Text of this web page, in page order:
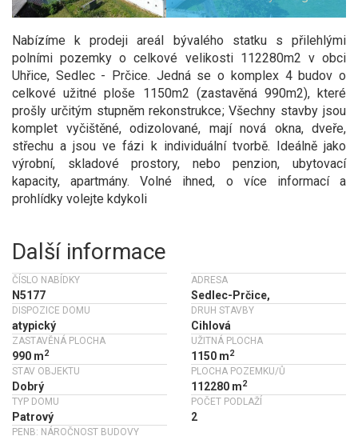
Nabízíme k prodeji areál bývalého statku s přilehlými
polními pozemky o celkové velikosti 112280m2 v obci
Uhřice, Sedlec - Prčice. Jedná se o komplex 4 budov o
celkové užitné ploše 1150m2 (zastavěná 990m2), které
prošly určitým stupněm rekonstrukce; Všechny stavby jsou
komplet vyčištěné, odizolované, mají nová okna, dveře,
střechu a jsou ve fázi k individuální tvorbě. Ideálně jako
výrobní, skladové prostory, nebo penzion, ubytovací
kapacity, apartmány. Volné ihned, o více informací a
prohlídky volejte kdykoli
Další informace
ČÍSLO NABÍDKY
N5177
ADRESA
Sedlec-Prčice,
DISPOZICE DOMU
atypický
DRUH STAVBY
Cihlová
ZASTAVĚNÁ PLOCHA
990 m2
UŽITNÁ PLOCHA
1150 m2
STAV OBJEKTU
Dobrý
PLOCHA POZEMKU/Ů
112280 m2
TYP DOMU
Patrový
POČET PODLAŽÍ
2
PENB: NÁROČNOST BUDOVY